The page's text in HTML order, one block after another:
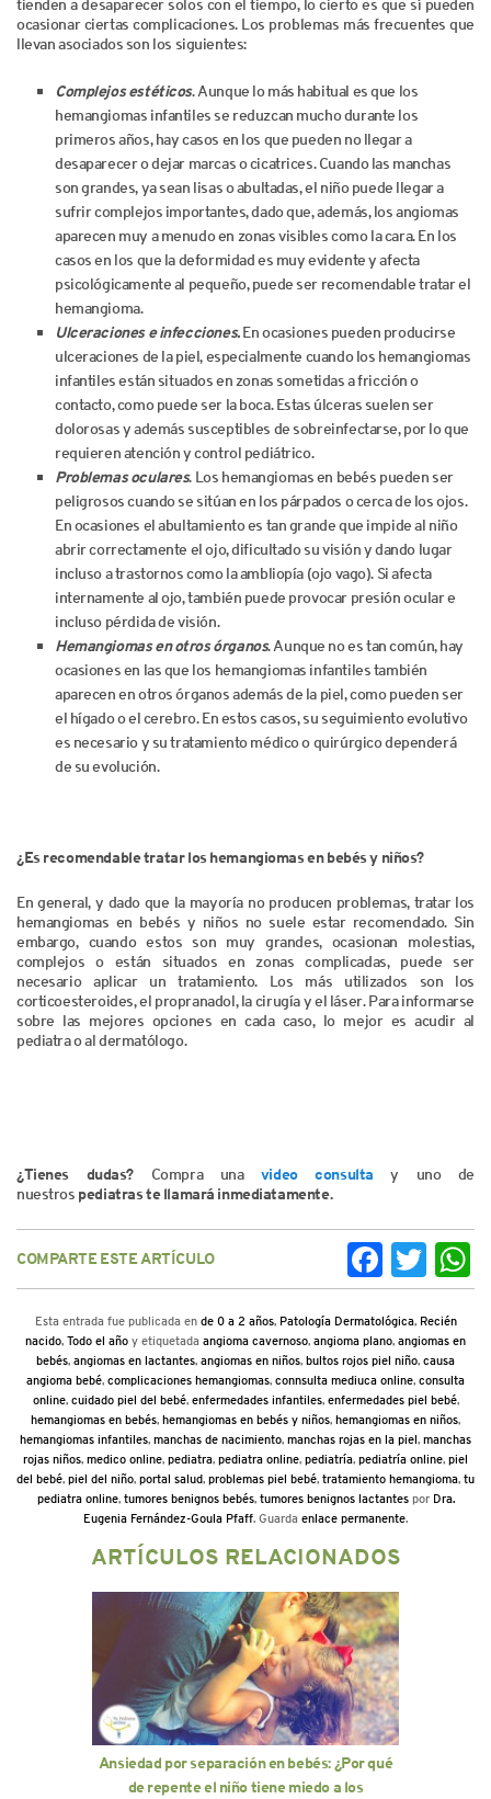
tienden a desaparecer solos con el tiempo, lo cierto es que sí pueden
ocasionar ciertas complicaciones. Los problemas más frecuentes que
llevan asociados son los siguientes:
Complejos estéticos. Aunque lo más habitual es que los
hemangiomas infantiles se reduzcan mucho durante los
primeros años, hay casos en los que pueden no llegar a
desaparecer o dejar marcas o cicatrices. Cuando las manchas
son grandes, ya sean lisas o abultadas, el niño puede llegar a
sufrir complejos importantes, dado que, además, los angiomas
aparecen muy a menudo en zonas visibles como la cara. En los
casos en los que la deformidad es muy evidente y afecta
psicológicamente al pequeño, puede ser recomendable tratar el
hemangioma.
Ulceraciones e infecciones.En ocasiones pueden producirse
ulceraciones de la piel, especialmente cuando los hemangiomas
infantiles están situados en zonas sometidas a fricción o
contacto, como puede ser la boca. Estas úlceras suelen ser
dolorosas y además susceptibles de sobreinfectarse, por lo que
requieren atención y control pediátrico.
Problemas oculares. Los hemangiomas en bebés pueden ser
peligrosos cuando se sitúan en los párpados o cerca de los ojos.
En ocasiones el abultamiento es tan grande que impide al niño
abrir correctamente el ojo, dificultado su visión y dando lugar
incluso a trastornos como la ambliopía (ojo vago). Si afecta
internamente al ojo, también puede provocar presión ocular e
incluso pérdida de visión.
Hemangiomas en otros órganos. Aunque no es tan común, hay
ocasiones en las que los hemangiomas infantiles también
aparecen en otros órganos además de la piel, como pueden ser
el hígado o el cerebro. En estos casos, su seguimiento evolutivo
es necesario y su tratamiento médico o quirúrgico dependerá
de su evolución.
¿Es recomendable tratar los hemangiomas en bebés y niños?
En general, y dado que la mayoría no producen problemas, tratar los
hemangiomas en bebés y niños no suele estar recomendado. Sin
embargo, cuando estos son muy grandes, ocasionan molestias,
complejos o están situados en zonas complicadas, puede ser
necesario aplicar un tratamiento. Los más utilizados son los
corticoesteroides, el propranadol, la cirugía y el láser. Para informarse
sobre las mejores opciones en cada caso, lo mejor es acudir al
pediatra o al dermatólogo.
¿Tienes dudas? Compra una video consulta
y uno de
nuestros pediatras te llamará inmediatamente.
COMPARTE ESTE ARTÍCULO FacebookTwitter
Esta entrada fue publicada en de 0 a 2 años, Patología Dermatológica, Recién
nacido, Todo el año y etiquetada angioma cavernoso, angioma plano, angiomas en
bebés, angiomas en lactantes, angiomas en niños, bultos rojos piel niño, causa
angioma bebé, complicaciones hemangiomas, connsulta mediuca online, consulta
online, cuidado piel del bebé, enfermedades infantiles, enfermedades piel bebé,
hemangiomas en bebés, hemangiomas en bebés y niños, hemangiomas en niños,
hemangiomas infantiles, manchas de nacimiento, manchas rojas en la piel, manchas
rojas niños, medico online, pediatra, pediatra online, pediatría, pediatría online, piel
del bebé, piel del niño, portal salud, problemas piel bebé, tratamiento hemangioma, tu
pediatra online, tumores benignos bebés, tumores benignos lactantespor Dra.
Eugenia Fernández-Goula Pfaff. Guarda enlace permanente.
ARTÍCULOS RELACIONADOS
Ansiedad por separación en bebés: ¿Por qué
de repente el niño tiene miedo a los